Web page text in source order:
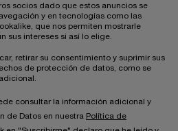
socios dado que estos anuncios se
y en tecnologías como las
que nos permiten mostrarle
sus intereses si así lo elige.
retirar su consentimiento y suprimir sus
de protección de datos, como se
consultar la información adicional y
de Datos en nuestra Política de